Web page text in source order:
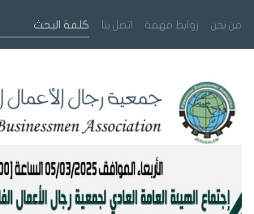
من نحن روابط مهمة اتصل بنا